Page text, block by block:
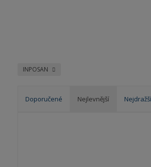
a
INPOSAN
Doporučené Nejlevnější Nejdražší